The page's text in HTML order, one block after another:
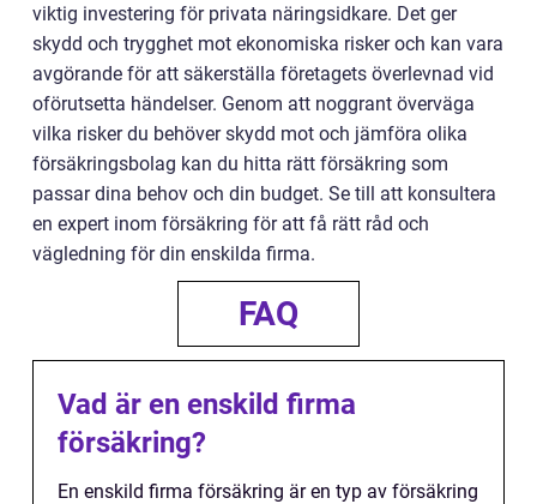
viktig investering för privata näringsidkare. Det ger
skydd och trygghet mot ekonomiska risker och kan vara
avgörande för att säkerställa företagets överlevnad vid
oförutsetta händelser. Genom att noggrant överväga
vilka risker du behöver skydd mot och jämföra olika
försäkringsbolag kan du hitta rätt försäkring som
passar dina behov och din budget. Se till att konsultera
en expert inom försäkring för att få rätt råd och
vägledning för din enskilda firma.
FAQ
Vad är en enskild firma
försäkring?
En enskild firma försäkring är en typ av försäkring